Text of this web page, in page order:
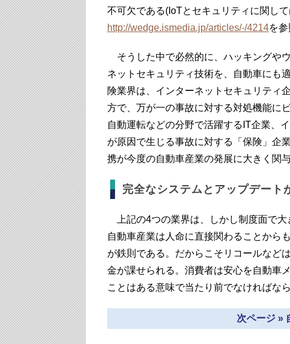
不可欠である(IoTとセキュリティに関し
http://wedge.ismedia.jp/articles/-/4214を参
そうした中で必然的に、ハッキングや
ネットセキュリティ技術を、自動車にも
険業界は、インターネットセキュリティ
方で、万が一の事故に対する対処機能に
自動運転などの分野で活躍するIT企業、
が原因で生じる事故に対する「保険」企
携が今度の自動車産業の発展に大きく関与
完全なシステムとアップデート
上記の4つの業界は、しかし制度面で大
自動車産業は人命に直接関わることから
が鉄則である。だからこそリコールなど
金が課せられる。消費者は安心を自動車
ことはある意味で当たり前でなければなら
次ページ »